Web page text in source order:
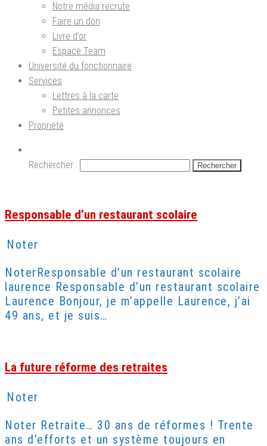
Notre média recrute
Faire un don
Livre d’or
Espace Team
Université du fonctionnaire
Services
Lettres à la carte
Petites annonces
Propriété
Rechercher :
Responsable d’un restaurant scolaire
Noter
NoterResponsable d’un restaurant scolaire
laurence Responsable d’un restaurant scolaire
Laurence Bonjour, je m’appelle Laurence, j’ai
49 ans, et je suis…
La future réforme des retraites
Noter
Noter Retraite… 30 ans de réformes ! Trente
ans d’efforts et un système toujours en